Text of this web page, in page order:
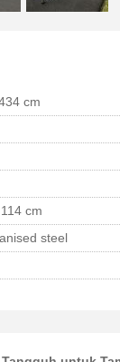
cm
cm
steel